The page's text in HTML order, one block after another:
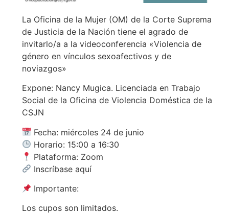
La Oficina de la Mujer (OM) de la Corte Suprema
de Justicia de la Nación tiene el agrado de
invitarlo/a a la videoconferencia «Violencia de
género en vínculos sexoafectivos y de
noviazgos»
Expone: Nancy Mugica. Licenciada en Trabajo
Social de la Oficina de Violencia Doméstica de la
CSJN
Fecha: miércoles 24 de junio
Horario: 15:00 a 16:30
Plataforma: Zoom
Inscríbase aquí
Importante:
Los cupos son limitados.